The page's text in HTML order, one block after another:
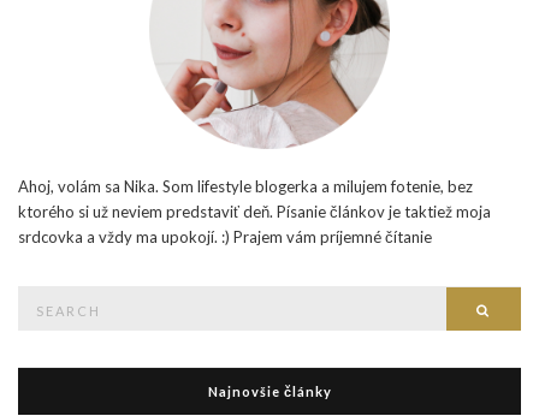
Ahoj, volám sa Nika. Som lifestyle blogerka a milujem fotenie, bez
ktorého si už neviem predstaviť deň. Písanie článkov je taktiež moja
srdcovka a vždy ma upokojí. :) Prajem vám príjemné čítanie
Najnovšie články